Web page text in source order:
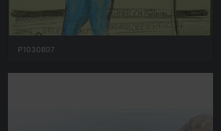
P1030807